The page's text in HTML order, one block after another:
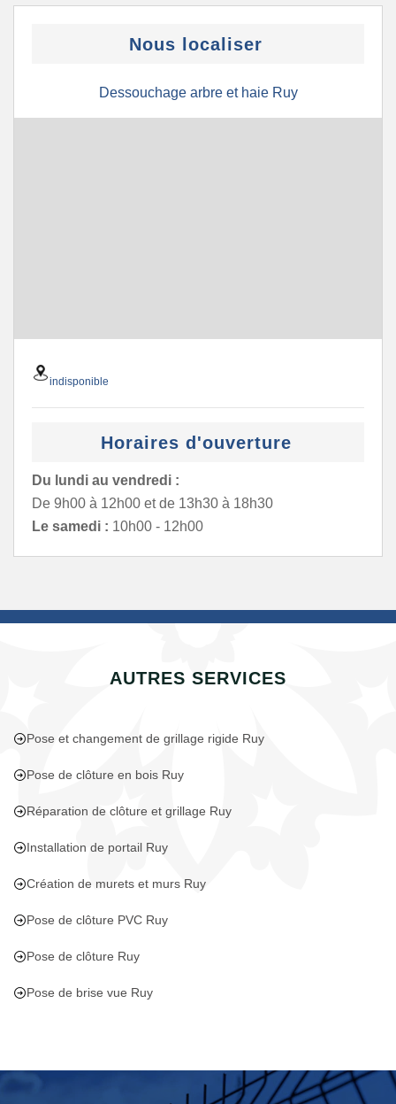
Nous localiser
Dessouchage arbre et haie Ruy
indisponible
Horaires d'ouverture
Du lundi au vendredi :
De 9h00 à 12h00 et de 13h30 à 18h30
Le samedi : 10h00 - 12h00
AUTRES SERVICES
Pose et changement de grillage rigide Ruy
Pose de clôture en bois Ruy
Réparation de clôture et grillage Ruy
Installation de portail Ruy
Création de murets et murs Ruy
Pose de clôture PVC Ruy
Pose de clôture Ruy
Pose de brise vue Ruy